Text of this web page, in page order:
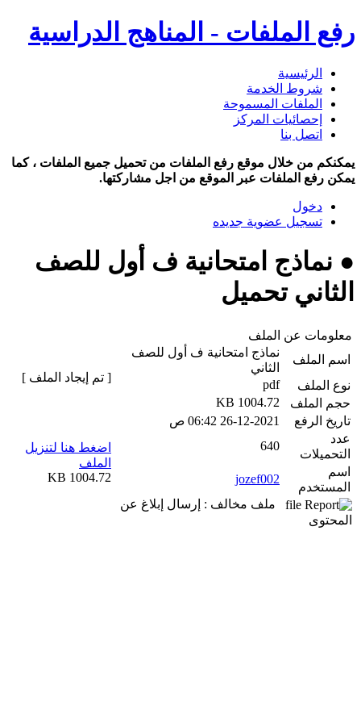
رفع الملفات - المناهج الدراسية
الرئيسية
شروط الخدمة
الملفات المسموحة
إحصائيات المركز
اتصل بنا
يمكنكم من خلال موقع رفع الملفات من تحميل جميع الملفات ، كما
يمكن رفع الملفات عبر الموقع من اجل مشاركتها.
دخول
تسجيل عضوية جديده
● نماذج امتحانية ف أول للصف
الثاني تحميل
معلومات عن الملف
اسم الملف
نماذج امتحانية ف أول للصف
الثاني
نوع الملف
pdf
حجم الملف
1004.72 KB
تاريخ الرفع
26-12-2021 06:42 ص
عدد
التحميلات
640
اسم
المستخدم
jozef002
ملف مخالف : إرسال إبلاغ عن
المحتوى
[ تم إيجاد الملف ]
اضغط هنا لتنزيل
الملف
1004.72 KB